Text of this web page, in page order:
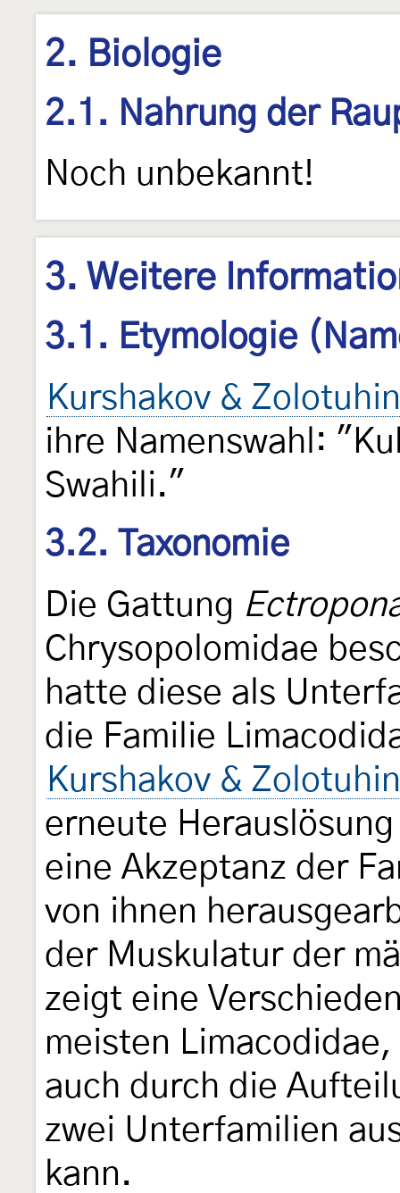
2. Biologie
2.1. Nahrung der
Noch unbekannt!
3. Weitere
3.1. Etymologie
Kurshakov &
ihre Namenswahl:
Swahili."
3.2. Taxonomie
Die Gattung
Chrysopolomidae
hatte diese als
die Familie
Kurshakov &
erneute
eine Akzeptanz der
von ihnen
der Muskulatur der
zeigt eine
meisten
auch durch die
zwei Unterfamilien
kann.